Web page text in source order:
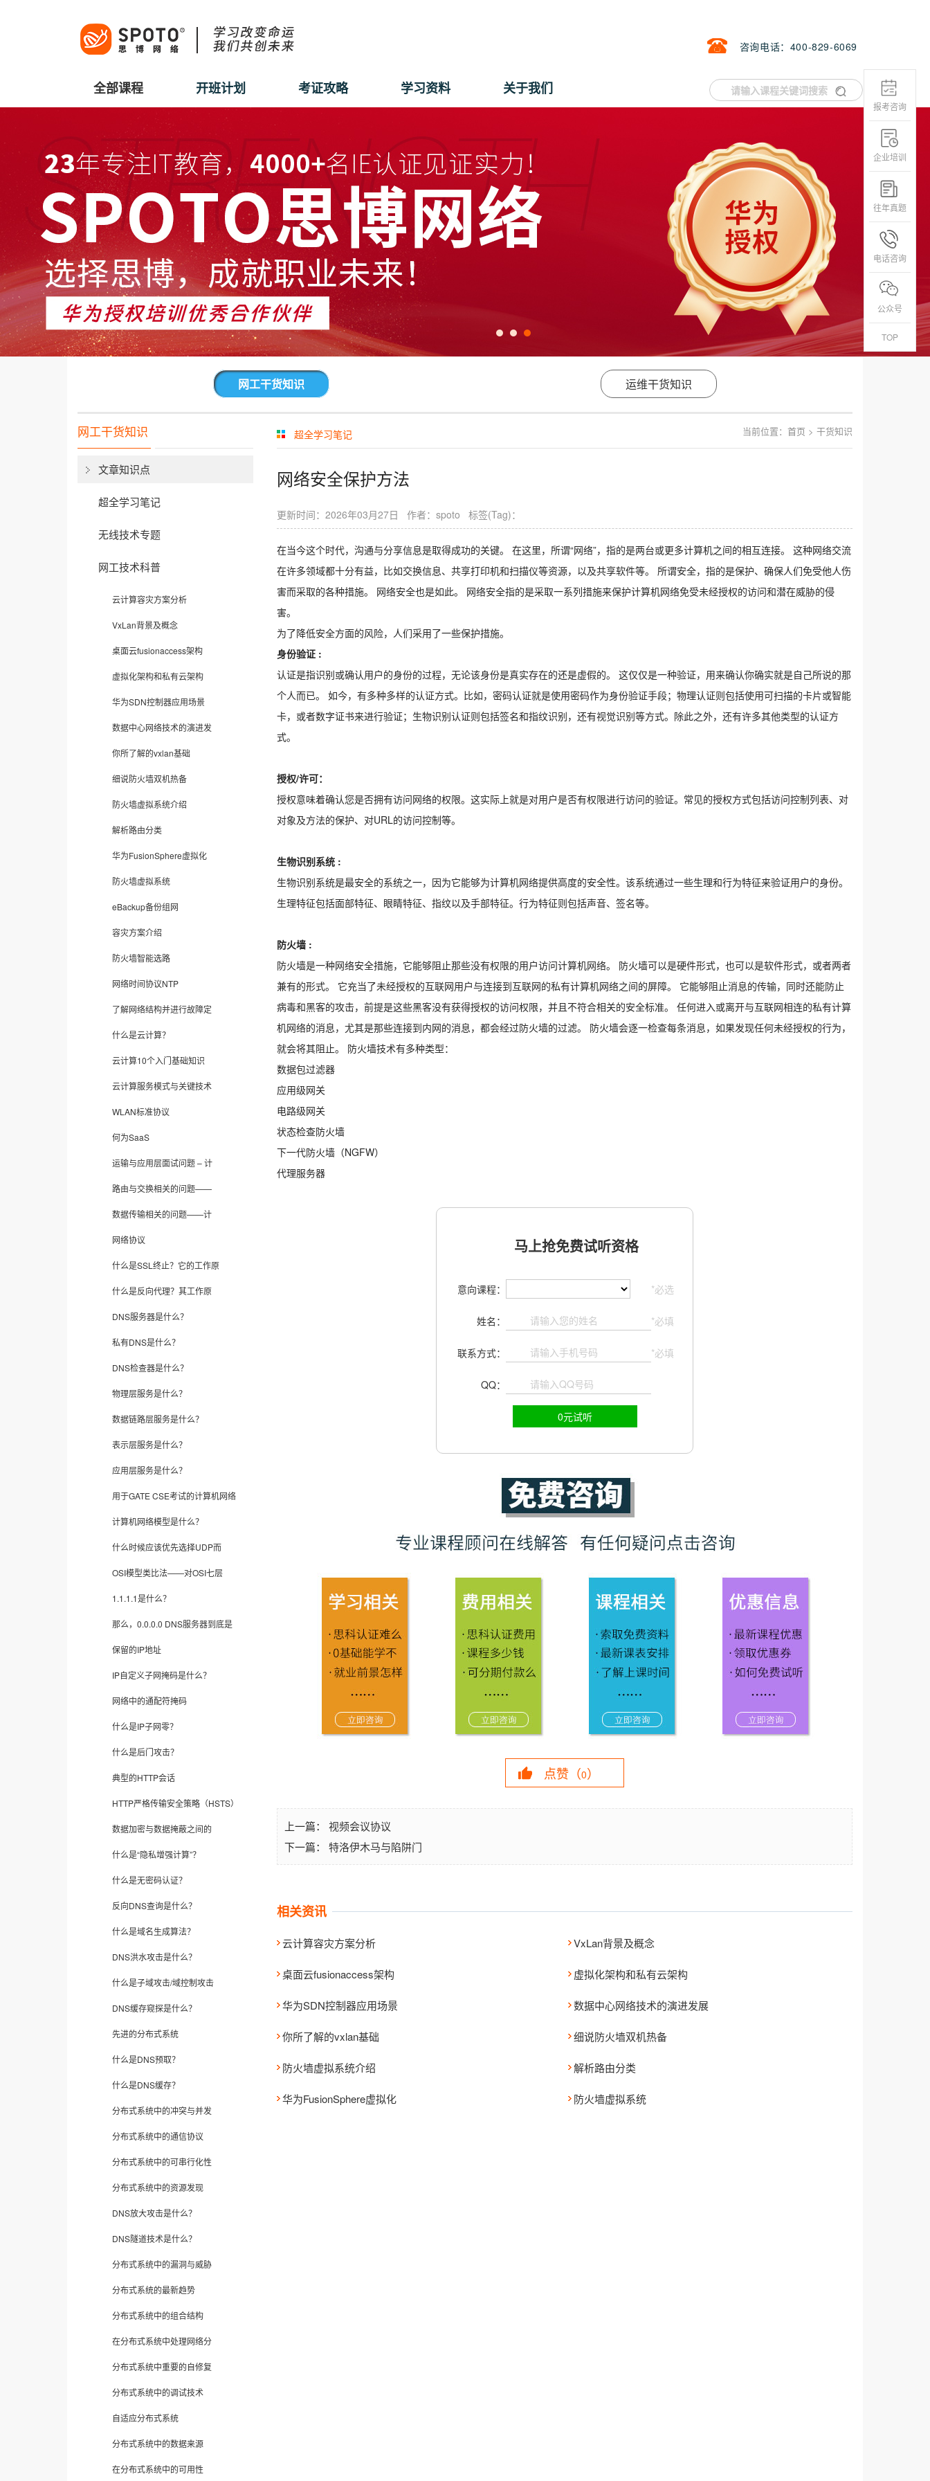
咨询电话：400-829-6069
全部课程 开班计划 考证攻略 学习资料 关于我们
网工干货知识 运维干货知识
网工干货知识
文章知识点
超全学习笔记
无线技术专题
网工技术科普
云计算容灾方案分析
VxLan背景及概念
桌面云fusionaccess架构
虚拟化架构和私有云架构
华为SDN控制器应用场景
数据中心网络技术的演进发
你所了解的vxlan基础
细说防火墙双机热备
防火墙虚拟系统介绍
解析路由分类
华为FusionSphere虚拟化
防火墙虚拟系统
eBackup备份组网
容灾方案介绍
防火墙智能选路
网络时间协议NTP
了解网络结构并进行故障定
什么是云计算？
云计算10个入门基础知识
云计算服务模式与关键技术
WLAN标准协议
何为SaaS
运输与应用层面试问题 – 计
路由与交换相关的问题——
数据传输相关的问题——计
网络协议
什么是SSL终止？它的工作原
什么是反向代理？其工作原
DNS服务器是什么？
私有DNS是什么？
DNS检查器是什么？
物理层服务是什么？
数据链路层服务是什么？
表示层服务是什么？
应用层服务是什么？
用于GATE CSE考试的计算机网络
计算机网络模型是什么？
什么时候应该优先选择UDP而
OSI模型类比法——对OSI七层
1.1.1.1是什么？
那么，0.0.0.0 DNS服务器到底是
保留的IP地址
IP自定义子网掩码是什么？
网络中的通配符掩码
什么是IP子网零？
什么是后门攻击？
典型的HTTP会话
HTTP严格传输安全策略（HSTS）
数据加密与数据掩蔽之间的
什么是“隐私增强计算”？
什么是无密码认证？
反向DNS查询是什么？
什么是域名生成算法？
DNS洪水攻击是什么？
什么是子域攻击/域控制攻击
DNS缓存窥探是什么？
先进的分布式系统
什么是DNS预取？
什么是DNS缓存？
分布式系统中的冲突与并发
分布式系统中的通信协议
分布式系统中的可串行化性
分布式系统中的资源发现
DNS放大攻击是什么？
DNS隧道技术是什么？
分布式系统中的漏洞与威胁
分布式系统的最新趋势
分布式系统中的组合结构
在分布式系统中处理网络分
分布式系统中重要的自修复
分布式系统中的调试技术
自适应分布式系统
分布式系统中的数据来源
在分布式系统中的可用性
超全学习笔记 当前位置： 首页 > 干货知识
网络安全保护方法
更新时间：2026年03月27日 作者：spoto 标签(Tag)：
在当今这个时代，沟通与分享信息是取得成功的关键。 在这里，所谓“网络”，指的是两台或更多计算机之间的相互连接。 这种网络交流
在许多领域都十分有益，比如交换信息、共享打印机和扫描仪等资源，以及共享软件等。 所谓安全，指的是保护、确保人们免受他人伤
害而采取的各种措施。 网络安全也是如此。 网络安全指的是采取一系列措施来保护计算机网络免受未经授权的访问和潜在威胁的侵
害。
为了降低安全方面的风险，人们采用了一些保护措施。
身份验证 :
认证是指识别或确认用户的身份的过程，无论该身份是真实存在的还是虚假的。 这仅仅是一种验证，用来确认你确实就是自己所说的那
个人而已。 如今，有多种多样的认证方式。比如，密码认证就是使用密码作为身份验证手段；物理认证则包括使用可扫描的卡片或智能
卡，或者数字证书来进行验证；生物识别认证则包括签名和指纹识别，还有视觉识别等方式。除此之外，还有许多其他类型的认证方
式。
授权/许可：
授权意味着确认您是否拥有访问网络的权限。这实际上就是对用户是否有权限进行访问的验证。常见的授权方式包括访问控制列表、对
对象及方法的保护、对URL的访问控制等。
生物识别系统 :
生物识别系统是最安全的系统之一，因为它能够为计算机网络提供高度的安全性。该系统通过一些生理和行为特征来验证用户的身份。
生理特征包括面部特征、眼睛特征、指纹以及手部特征。行为特征则包括声音、签名等。
防火墙 :
防火墙是一种网络安全措施，它能够阻止那些没有权限的用户访问计算机网络。 防火墙可以是硬件形式，也可以是软件形式，或者两者
兼有的形式。 它充当了未经授权的互联网用户与连接到互联网的私有计算机网络之间的屏障。 它能够阻止消息的传输，同时还能防止
病毒和黑客的攻击，前提是这些黑客没有获得授权的访问权限，并且不符合相关的安全标准。 任何进入或离开与互联网相连的私有计算
机网络的消息，尤其是那些连接到内网的消息，都会经过防火墙的过滤。 防火墙会逐一检查每条消息，如果发现任何未经授权的行为，
就会将其阻止。 防火墙技术有多种类型：
数据包过滤器
应用级网关
电路级网关
状态检查防火墙
下一代防火墙（NGFW）
代理服务器
马上抢免费试听资格
意向课程： *必选
姓名： *必填
联系方式： *必填
QQ：
0元试听
点赞（0）
上一篇： 视频会议协议
下一篇： 特洛伊木马与陷阱门
相关资讯
云计算容灾方案分析 VxLan背景及概念
桌面云fusionaccess架构 虚拟化架构和私有云架构
华为SDN控制器应用场景 数据中心网络技术的演进发展
你所了解的vxlan基础 细说防火墙双机热备
防火墙虚拟系统介绍 解析路由分类
华为FusionSphere虚拟化 防火墙虚拟系统
报考咨询
企业培训
往年真题
电话咨询
公众号
TOP